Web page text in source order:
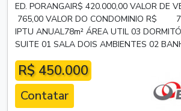
ED. PORANGAIR$ 420.000,00 VALOR
765,00 VALOR DO CONDOMINIO R$
IPTU ANUAL78m² ÁREA UTIL 03
SUITE 01 SALA DOIS AMBIENTES 02
R$ 450.000
Contatar